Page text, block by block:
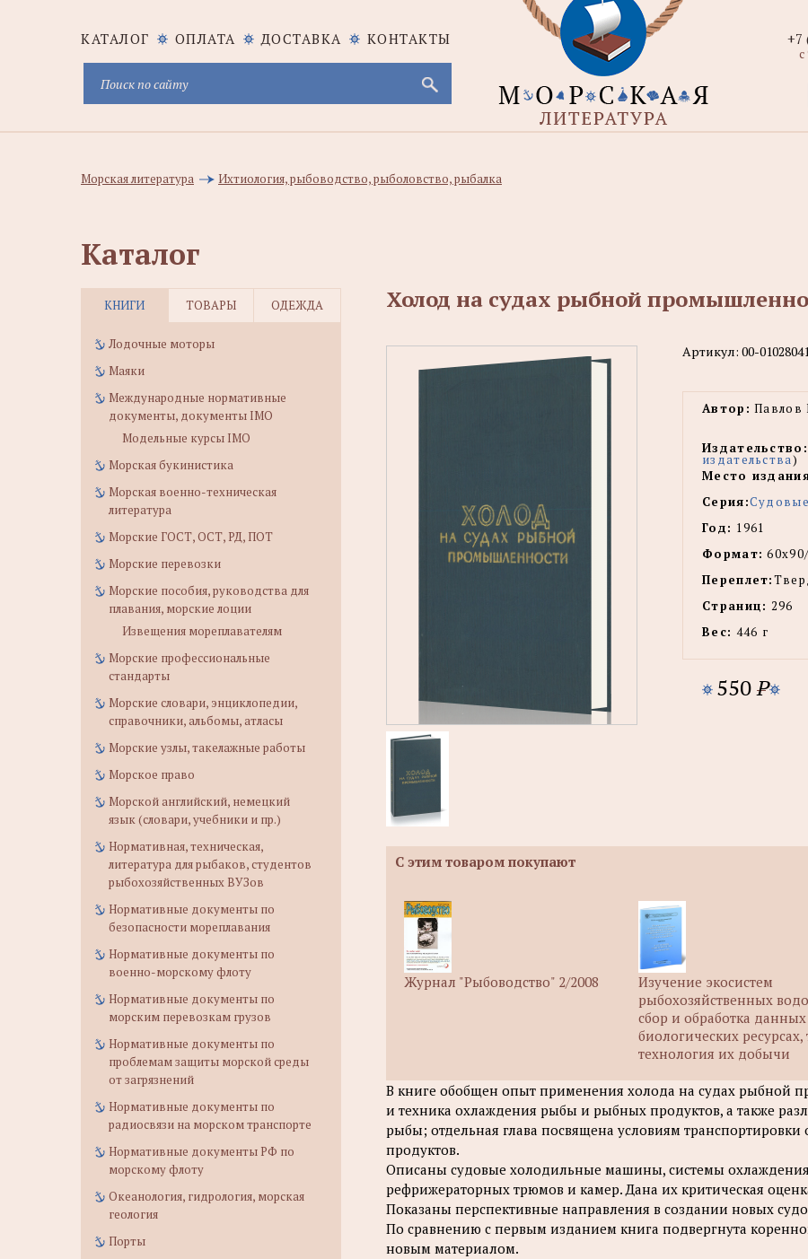
КАТАЛОГ ОПЛАТА ДОСТАВКА КОНТАКТЫ +7
с
Морская литература Ихтиология, рыбоводство, рыболовство, рыбалка
Каталог
КНИГИ ТОВАРЫ ОДЕЖДА
Лодочные моторы
Маяки
Международные нормативные
документы, документы IMO
Модельные курсы IMO
Морская букинистика
Морская военно-техническая
литература
Морские ГОСТ, ОСТ, РД, ПОТ
Морские перевозки
Морские пособия, руководства для
плавания, морские лоции
Извещения мореплавателям
Морские профессиональные
стандарты
Морские словари, энциклопедии,
справочники, альбомы, атласы
Морские узлы, такелажные работы
Морское право
Морской английский, немецкий
язык (словари, учебники и пр.)
Нормативная, техническая,
литература для рыбаков, студентов
рыбохозяйственных ВУЗов
Нормативные документы по
безопасности мореплавания
Нормативные документы по
военно-морскому флоту
Нормативные документы по
морским перевозкам грузов
Нормативные документы по
проблемам защиты морской среды
от загрязнений
Нормативные документы по
радиосвязи на морском транспорте
Нормативные документы РФ по
морскому флоту
Океанология, гидрология, морская
геология
Порты
Холод на судах рыбной
Артикул: 00-
Автор: Павлов
Издательство:
издательства)
Место
Серия:
Год: 1961
Формат:
Переплет:
Страниц: 296
Вес: 446 г
550P
С этим товаром покупают
Журнал "Рыбоводство" 2/2008
Изучение экосистем
рыбохозяйственных
сбор и обработка
биологических ресурсах,
технология их добычи
В книге обобщен опыт применения холода на судах рыбной
и техника охлаждения рыбы и рыбных продуктов, а также
рыбы; отдельная глава посвящена условиям
продуктов.
Описаны судовые холодильные машины, системы
рефрижераторных трюмов и камер. Дана их критическая
Показаны перспективные направления в создании новых
По сравнению с первым изданием книга подвергнута
новым материалом.